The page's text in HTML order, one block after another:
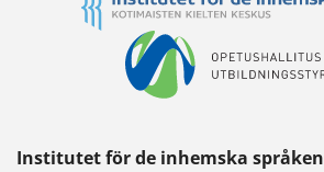
Institutet för de inhemska språken